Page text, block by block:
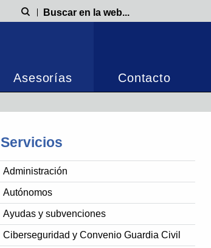
Búsqueda
Asesorías Contacto
Servicios
Administración
Autónomos
Ayudas y subvenciones
Ciberseguridad y Convenio Guardia Civil